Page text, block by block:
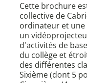
Cette brochure
collective de
ordinateur et
un
d'activités de
du collège et
des différentes
Sixième (dont 5